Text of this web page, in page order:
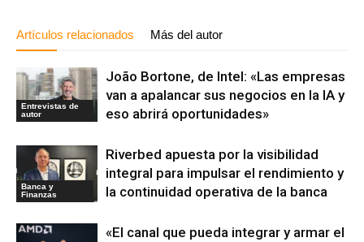
Artículos relacionados Más del autor
Entrevistas de
autor
João Bortone, de Intel: «Las empresas
van a apalancar sus negocios en la IA y
eso abrirá oportunidades»
Banca y
Finanzas
Riverbed apuesta por la visibilidad
integral para impulsar el rendimiento y
la continuidad operativa de la banca
«El canal que pueda integrar y armar el